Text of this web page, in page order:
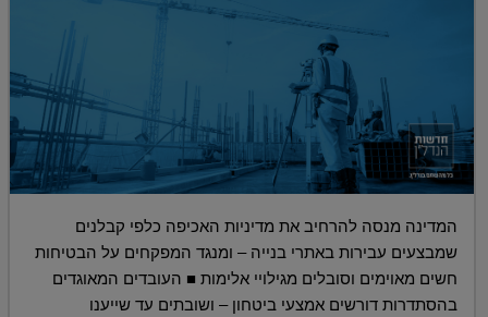
המדינה מנסה להרחיב את מדיניות האכיפה כלפי קבלנים
שמבצעים עבירות באתרי בנייה – ומנגד המפקחים על הבטיחות
חשים מאוימים וסובלים מגילויי אלימות ■ העובדים המאוגדים
בהסתדרות דורשים אמצעי ביטחון – ושובתים עד שייענו